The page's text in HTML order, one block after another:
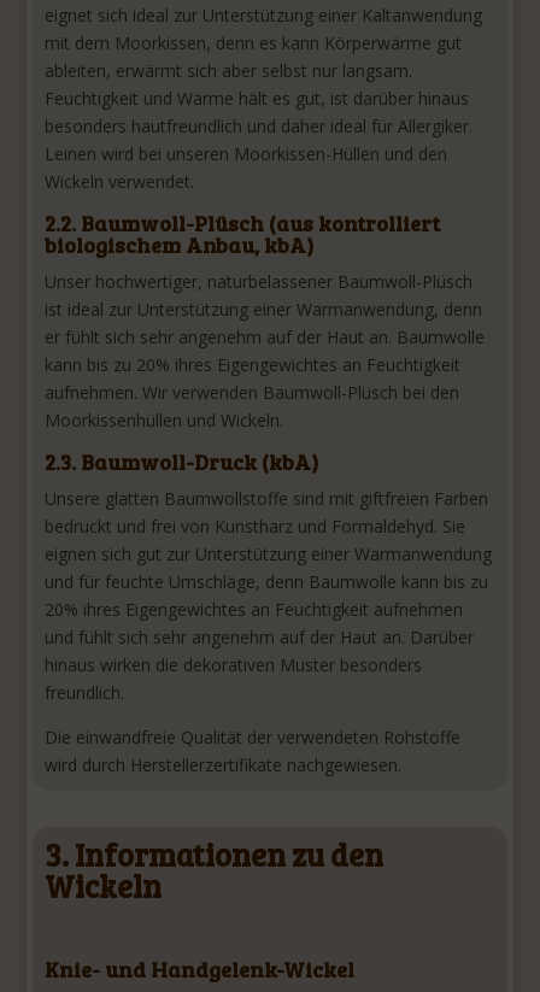
eignet sich ideal zur Unterstützung einer Kaltanwendung
mit dem Moorkissen, denn es kann Körperwärme gut
ableiten, erwärmt sich aber selbst nur langsam.
Feuchtigkeit und Wärme hält es gut, ist darüber hinaus
besonders hautfreundlich und daher ideal für Allergiker.
Leinen wird bei unseren Moorkissen-Hüllen und den
Wickeln verwendet.
2.2. Baumwoll-Plüsch (aus kontrolliert
biologischem Anbau, kbA)
Unser hochwertiger, naturbelassener Baumwoll-Plüsch
ist ideal zur Unterstützung einer Warmanwendung, denn
er fühlt sich sehr angenehm auf der Haut an. Baumwolle
kann bis zu 20% ihres Eigengewichtes an Feuchtigkeit
aufnehmen. Wir verwenden Baumwoll-Plüsch bei den
Moorkissenhüllen und Wickeln.
2.3. Baumwoll-Druck (kbA)
Unsere glatten Baumwollstoffe sind mit giftfreien Farben
bedruckt und frei von Kunstharz und Formaldehyd. Sie
eignen sich gut zur Unterstützung einer Warmanwendung
und für feuchte Umschläge, denn Baumwolle kann bis zu
20% ihres Eigengewichtes an Feuchtigkeit aufnehmen
und fühlt sich sehr angenehm auf der Haut an. Darüber
hinaus wirken die dekorativen Muster besonders
freundlich.
Die einwandfreie Qualität der verwendeten Rohstoffe
wird durch Herstellerzertifikate nachgewiesen.
3. Informationen zu den
Wickeln
Knie- und Handgelenk-Wickel